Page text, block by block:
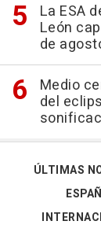
La ESA
León
de
Medio
del
ÚLTIMAS